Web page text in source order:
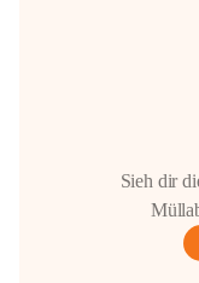
Sieh dir